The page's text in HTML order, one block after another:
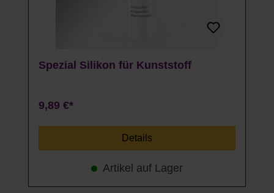
Spezial Silikon für Kunststoff
9,89 €*
Details
Artikel auf Lager